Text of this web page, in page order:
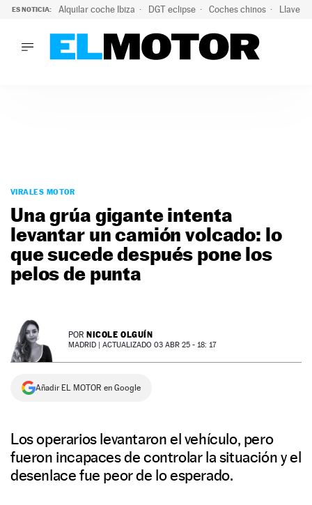
ES NOTICIA: Alquilar coche Ibiza DGT eclipse Coches chinos Llaves
PODCAST
MOTOS
TECNOLOGÍA
MOTORTV
PREMIOS
NEWSLETTER
VIRALES MOTOR
Una grúa gigante intenta
levantar un camión volcado: lo
que sucede después pone los
pelos de punta
POR NICOLE OLGUÍN
MADRID | ACTUALIZADO 03 ABR 25 - 18: 17
Añadir EL MOTOR en Google
Los operarios levantaron el vehículo, pero
fueron incapaces de controlar la situación y el
desenlace fue peor de lo esperado.